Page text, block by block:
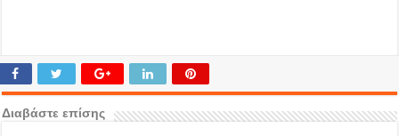
Διαβάστε επίσης